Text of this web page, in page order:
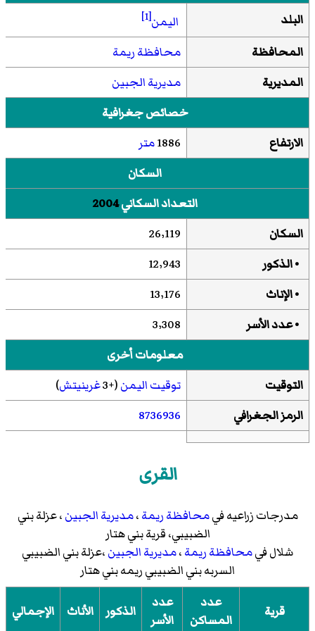
البلد
اليمن[1]
المحافظة
محافظة ريمة
المديرية
مديرية الجبين
خصائص جغرافية
الارتفاع
1886متر
السكان
التعداد السكاني2004
السكان
26٬119
• الذكور
12٬943
• الإناث
13٬176
• عدد الأسر
3٬308
معلومات أخرى
التوقيت
توقيت اليمن(+3 غرينيتش)
الرمز الجغرافي
8736936
القرى
مدرجات زراعيه فيمحافظة ريمة،مديرية الجبين، عزلة بني
الضبيبي، قرية بني هتار
شلال فيمحافظة ريمة،مديرية الجبين،عزلة بني الضبيبي
السربه بني الضبيبي ريمه بني هتار
قرية
عدد
المساكن
عدد
الأسر
الذكور الأناث الإجمالي